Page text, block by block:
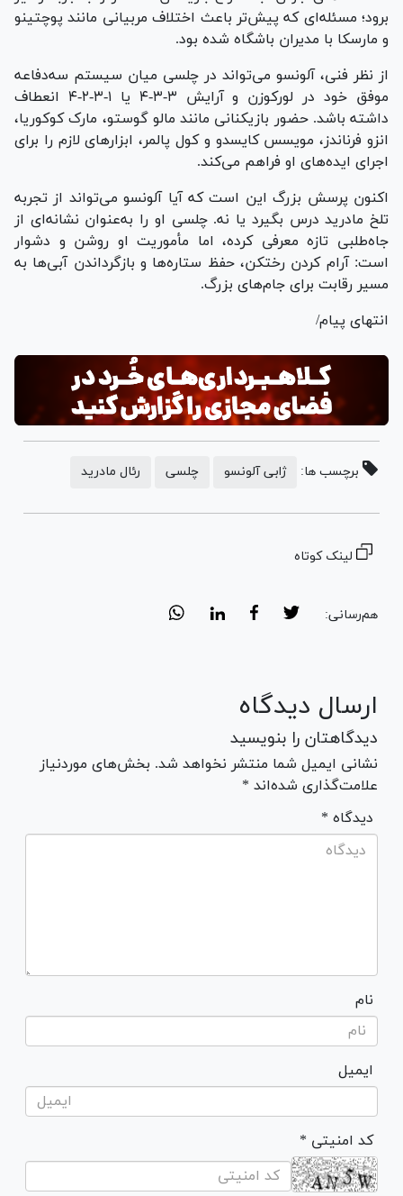
برود؛ مسئله‌ای که پیش‌تر باعث اختلاف مربیانی مانند پوچتینو
و مارسکا با مدیران باشگاه شده بود.
از نظر فنی، آلونسو می‌تواند در چلسی میان سیستم سه‌دفاعه
موفق خود در لورکوزن و آرایش ۳-۳-۴ یا ۱-۳-۲-۴ انعطاف
داشته باشد. حضور بازیکنانی مانند مالو گوستو، مارک کوکوریا،
انزو فرناندز، مویسس کایسدو و کول پالمر، ابزار‌های لازم را برای
اجرای ایده‌های او فراهم می‌کند.
اکنون پرسش بزرگ این است که آیا آلونسو می‌تواند از تجربه
تلخ مادرید درس بگیرد یا نه. چلسی او را به‌عنوان نشانه‌ای از
جاه‌طلبی تازه معرفی کرده، اما مأموریت او روشن و دشوار
است: آرام کردن رختکن، حفظ ستاره‌ها و بازگرداندن آبی‌ها به
مسیر رقابت برای جام‌های بزرگ.
انتهای پیام/
برچسب ها: ژابی آلونسو چلسی رئال مادرید
لینک کوتاه
هم‌رسانی:
ارسال دیدگاه
دیدگاهتان را بنویسید
نشانی ایمیل شما منتشر نخواهد شد. بخش‌های موردنیاز
علامت‌گذاری شده‌اند *
* دیدگاه
نام
ایمیل
* کد امنیتی